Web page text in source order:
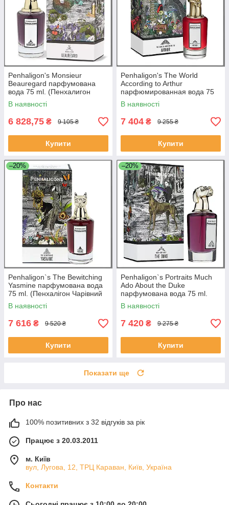
Penhaligon's Monsieur
Beauregard парфумована
вода 75 ml. (Пенхалигон
Месьє Борегар)
В наявності
6 828,75 ₴ 9 105 ₴
Купити
Penhaligon's The World
According to Arthur
парфюмированная вода 75
ml. (Пенхалігон «Світ очима
Артура»)
В наявності
7 404 ₴ 9 255 ₴
Купити
–20%
Penhaligon`s The Bewitching
Yasmine парфумована вода
75 ml. (Пенхалігон Чарівний
Ясмін)
В наявності
7 616 ₴ 9 520 ₴
Купити
–20%
Penhaligon`s Portraits Much
Ado About the Duke
парфумована вода 75 ml.
(Пенхалігон багато шуму
обжуй)
В наявності
7 420 ₴ 9 275 ₴
Купити
Показати ще
Про нас
100% позитивних з 32 відгуків за рік
Працює з 20.03.2011
м. Київ
вул, Лугова, 12, ТРЦ Караван, Київ, Україна
Контакти